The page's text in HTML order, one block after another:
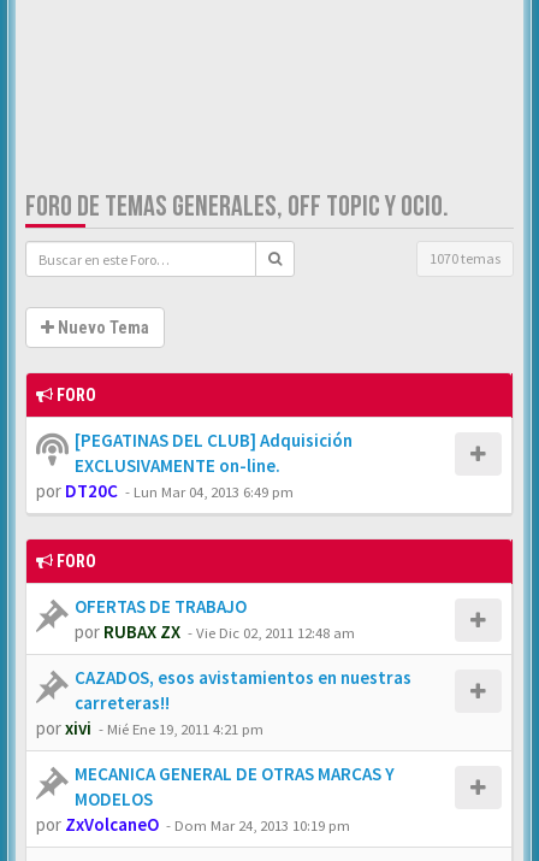
FORO DE TEMAS GENERALES, OFF TOPIC Y OCIO.
1070 temas
Nuevo Tema
FORO
[PEGATINAS DEL CLUB] Adquisición
EXCLUSIVAMENTE on-line.
por DT20C - Lun Mar 04, 2013 6:49 pm
FORO
OFERTAS DE TRABAJO
por RUBAX ZX -Vie Dic 02, 2011 12:48 am
CAZADOS, esos avistamientos en nuestras
carreteras!!
porxivi - Mié Ene 19, 2011 4:21 pm
MECANICA GENERAL DE OTRAS MARCAS Y
MODELOS
por ZxVolcaneO - Dom Mar 24, 2013 10:19 pm